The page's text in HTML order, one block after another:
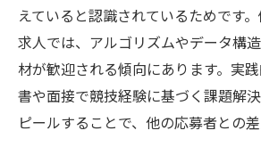
システムエンジニア転職で
的判断力
愛知県で論理的思考が評価
システムエンジニアとして
競技経験がSEキャリアア
えていると認識されているためです
求人では、アルゴリズムやデータ構
材が歓迎される傾向にあります。実
書や面接で競技経験に基づく課題解
ピールすることで、他の応募者との差